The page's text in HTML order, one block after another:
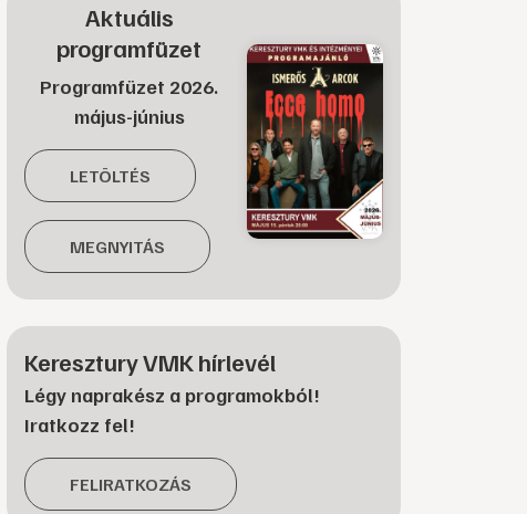
Aktuális
programfüzet
Programfüzet 2026.
május-június
LETÖLTÉS
MEGNYITÁS
Keresztury VMK hírlevél
Légy naprakész a programokból!
Iratkozz fel!
FELIRATKOZÁS